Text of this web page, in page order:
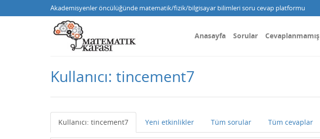
Akademisyenler öncülüğünde matematik/fizik/bilgisayar bilimleri soru cevap platformu
Anasayfa Sorular Cevaplanmamış
Kullanıcı: tincement7
Kullanıcı: tincement7 Yeni etkinlikler Tüm sorular Tüm cevaplar